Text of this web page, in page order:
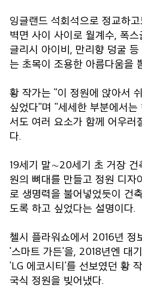
잉글랜드 석회석으로 정교하
벽면 사이 사이로 월계수, 폭
글리시 아이비, 만리향 덩굴
는 초목이 조용한 아름다움을
황 작가는 "이 정원에 앉아서
싶었다"며 "세세한 부분에서
서도 여러 요소가 함께 어우러
다.
19세기 말∼20세기 초 거장 건
원의 뼈대를 만들고 정원 디자
로 생명력을 불어넣었듯이 건
도록 하고 싶었다는 설명이다.
첼시 플라워쇼에서 2016년 정
'스마트 가든'을, 2018년엔 대
'LG 에코시티'를 선보였던 황
국식 정원을 빚어냈다.